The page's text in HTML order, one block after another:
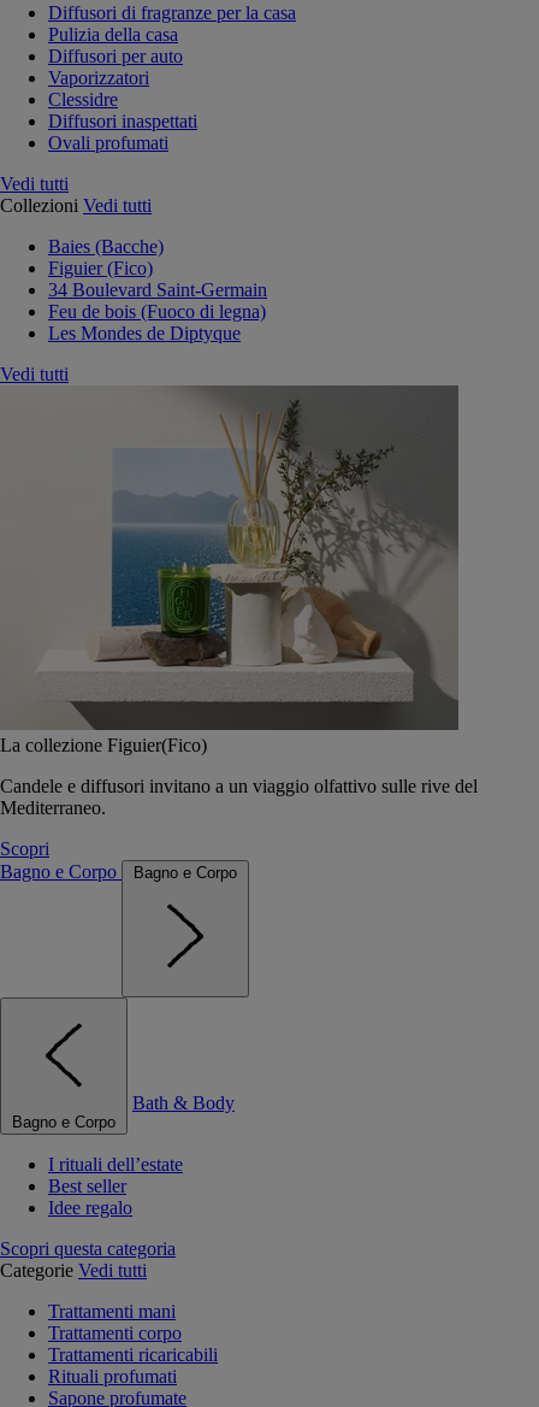
Diffusori di fragranze per la casa
Pulizia della casa
Diffusori per auto
Vaporizzatori
Clessidre
Diffusori inaspettati
Ovali profumati
Vedi tutti
Collezioni Vedi tutti
Baies (Bacche)
Figuier (Fico)
34 Boulevard Saint-Germain
Feu de bois (Fuoco di legna)
Les Mondes de Diptyque
Vedi tutti
La collezione Figuier(Fico)
Candele e diffusori invitano a un viaggio olfattivo sulle rive del
Mediterraneo.
Scopri
Bagno e Corpo
Bagno e Corpo
Bagno e Corpo
Bath & Body
I rituali dell’estate
Best seller
Idee regalo
Scopri questa categoria
Categorie Vedi tutti
Trattamenti mani
Trattamenti corpo
Trattamenti ricaricabili
Rituali profumati
Sapone profumate